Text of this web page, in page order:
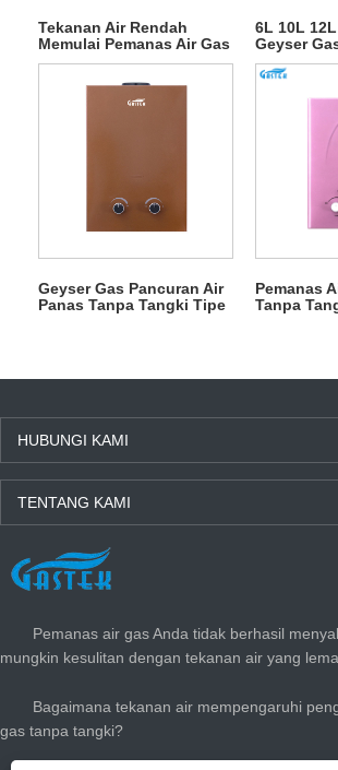
Tekanan Air Rendah
Memulai Pemanas Air Gas
LPG Tipe Buang
6L 10L
Geyser
Tanpa
Mandi
Geyser Gas Pancuran Air
Panas Tanpa Tangki Tipe
Pemanas
Tanpa
HUBUNGI KAMI
TENTANG KAMI
BERITA TERBARU
Pemanas air gas Anda tidak berhasil
mungkin kesulitan dengan tekanan air yang
Bagaimana tekanan air mempengaruhi
gas tanpa tangki?